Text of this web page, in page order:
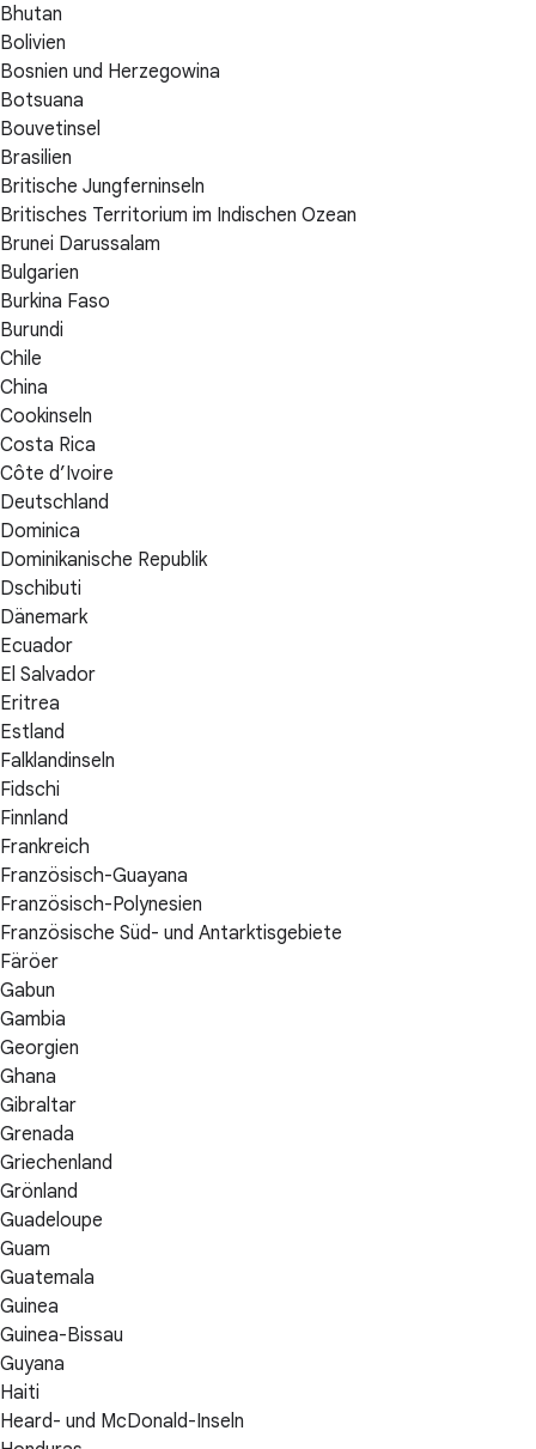
Bhutan
Bolivien
Bosnien und Herzegowina
Botsuana
Bouvetinsel
Brasilien
Britische Jungferninseln
Britisches Territorium im Indischen Ozean
Brunei Darussalam
Bulgarien
Burkina Faso
Burundi
Chile
China
Cookinseln
Costa Rica
Côte d’Ivoire
Deutschland
Dominica
Dominikanische Republik
Dschibuti
Dänemark
Ecuador
El Salvador
Eritrea
Estland
Falklandinseln
Fidschi
Finnland
Frankreich
Französisch-Guayana
Französisch-Polynesien
Französische Süd- und Antarktisgebiete
Färöer
Gabun
Gambia
Georgien
Ghana
Gibraltar
Grenada
Griechenland
Grönland
Guadeloupe
Guam
Guatemala
Guinea
Guinea-Bissau
Guyana
Haiti
Heard- und McDonald-Inseln